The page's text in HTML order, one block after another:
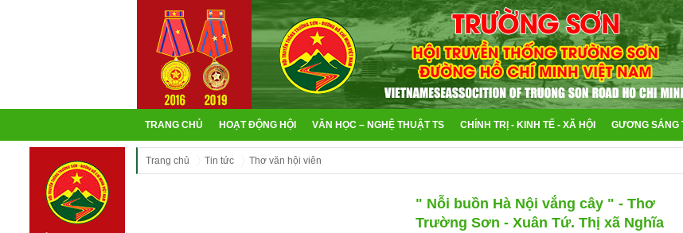
TRANG CHỦ HOẠT ĐỘNG HỘI VĂN HỌC – NGHỆ THUẬT TS CHÍNH TRỊ - KINH TẾ - XÃ HỘI GƯƠNG SÁNG
Trang chủ Tin tức Thơ văn hội viên
" Nỗi buồn Hà Nội vắng cây " - Thơ
Trường Sơn - Xuân Tứ. Thị xã Nghĩa